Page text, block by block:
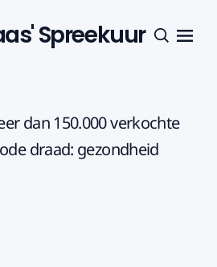
Spreekuur
dan 150.000 verkochte
draad: gezondheid